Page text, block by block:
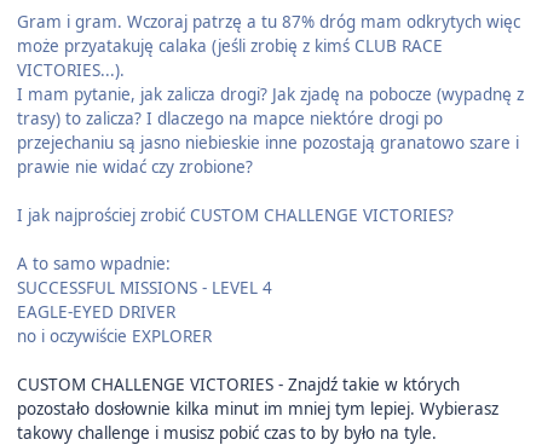
Gram i gram. Wczoraj patrzę a tu 87% dróg mam odkrytych więc
może przyatakuję calaka (jeśli zrobię z kimś CLUB RACE
VICTORIES...).
I mam pytanie, jak zalicza drogi? Jak zjadę na pobocze (wypadnę z
trasy) to zalicza? I dlaczego na mapce niektóre drogi po
przejechaniu są jasno niebieskie inne pozostają granatowo szare i
prawie nie widać czy zrobione?
I jak najprościej zrobić CUSTOM CHALLENGE VICTORIES?
A to samo wpadnie:
SUCCESSFUL MISSIONS - LEVEL 4
EAGLE-EYED DRIVER
no i oczywiście EXPLORER
CUSTOM CHALLENGE VICTORIES - Znajdź takie w których
pozostało dosłownie kilka minut im mniej tym lepiej. Wybierasz
takowy challenge i musisz pobić czas to by było na tyle.